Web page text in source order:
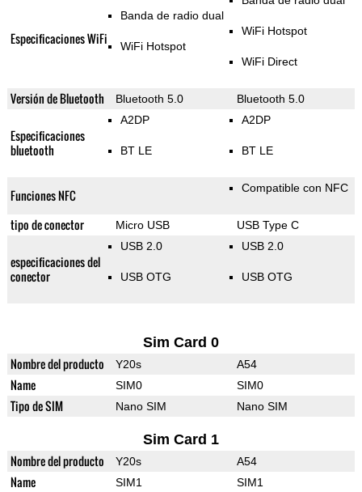
Especificaciones WiFi
Banda de radio dual
WiFi Hotspot
WiFi Hotspot
WiFi Direct
Versión de Bluetooth Bluetooth 5.0 Bluetooth 5.0
Especificaciones
bluetooth
A2DP
BT LE
A2DP
BT LE
Funciones NFC Compatible con NFC
tipo de conector Micro USB USB Type C
especificaciones del
conector
USB 2.0
USB OTG
USB 2.0
USB OTG
Sim Card 0
Nombre del producto Y20s A54
Name SIM0 SIM0
Tipo de SIM Nano SIM Nano SIM
Sim Card 1
Nombre del producto Y20s A54
Name SIM1 SIM1